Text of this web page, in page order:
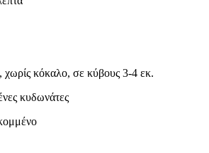
χωρίς κόκαλο, σε κύβους 3-4 εκ.
κυδωνάτες